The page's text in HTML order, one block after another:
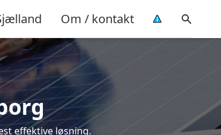
Om / kontakt
effektive løsning.